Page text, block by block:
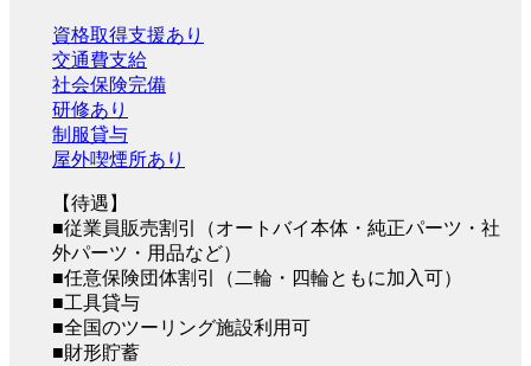
資格取得支援あり
交通費支給
社会保険完備
研修あり
制服貸与
屋外喫煙所あり
【待遇】
■従業員販売割引（オートバイ本体・純正パーツ・社
外パーツ・用品など）
■任意保険団体割引（二輪・四輪ともに加入可）
■工具貸与
■全国のツーリング施設利用可
■財形貯蓄